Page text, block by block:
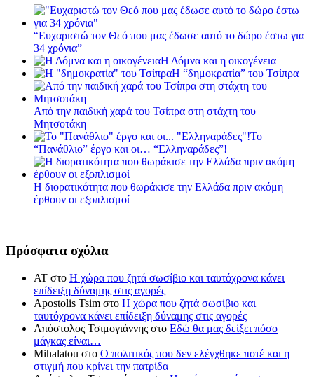
“Ευχαριστώ τον Θεό που μας έδωσε αυτό το δώρο έστω για
34 χρόνια”
Η Δόμνα και η οικογένεια
Η “δημοκρατία” του Τσίπρα
Από την παιδική χαρά του Τσίπρα στη στάχτη του
Μητσοτάκη
Το
“Πανάθλιο” έργο και οι… “Ελληναράδες”!
Η διορατικότητα που θωράκισε την Ελλάδα πριν ακόμη
έρθουν οι εξοπλισμοί
Πρόσφατα σχόλια
ΑΤ στο Η χώρα που ζητά σωσίβιο και ταυτόχρονα κάνει
επίδειξη δύναμης στις αγορές
Apostolis Tsim στο Η χώρα που ζητά σωσίβιο και
ταυτόχρονα κάνει επίδειξη δύναμης στις αγορές
Απόστολος Τσιμογιάννης στο Εδώ θα μας δείξει πόσο
μάγκας είναι…
Mihalatou στο Ο πολιτικός που δεν ελέγχθηκε ποτέ και η
στιγμή που κρίνει την πατρίδα